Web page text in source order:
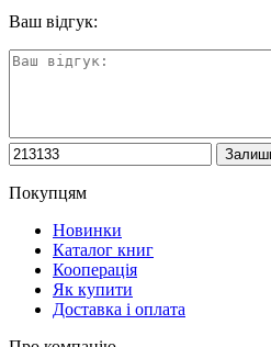
Ваш відгук:
Покупцям
Новинки
Каталог книг
Кооперація
Як купити
Доставка і оплата